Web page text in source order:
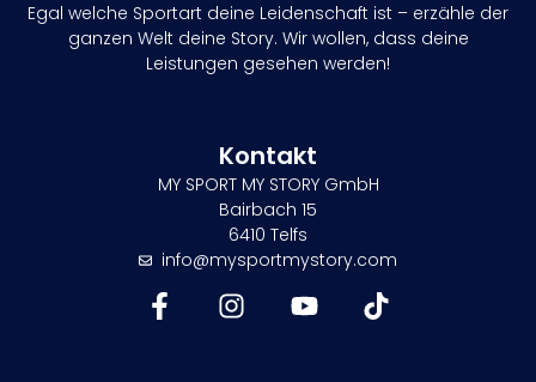
Egal welche Sportart deine Leidenschaft ist – erzähle der
ganzen Welt deine Story. Wir wollen, dass deine
Leistungen gesehen werden!
Kontakt
MY SPORT MY STORY GmbH
Bairbach 15
6410 Telfs
info@mysportmystory.com